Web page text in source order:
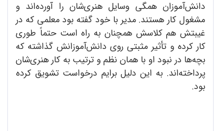
دانش‌آموزان همگی وسایل هنری‌شان را آورده‌اند و
مشغول کار هستند. مدیر با خود گفته بود معلمی که در
غیبتش هم کلاسش همچنان به راه است حتماً طوری
کار کرده و تأثیر مثبتی روی دانش‌آموزانش گذاشته که
بچه‌ها در نبود او با همان نظم و ترتیب به کار هنری‌شان
پرداخته‌اند. به این دلیل برایم درخواست تشویق کرده
بود.